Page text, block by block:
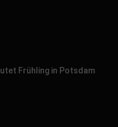
Frühling in Potsdam